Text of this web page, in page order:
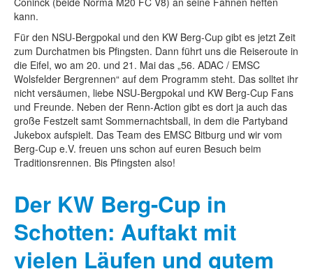
kann.
Für den NSU-Bergpokal und den KW Berg-Cup gibt es jetzt Zeit
zum Durchatmen bis Pfingsten. Dann führt uns die Reiseroute in
die Eifel, wo am 20. und 21. Mai das „56. ADAC / EMSC
Wolsfelder Bergrennen“ auf dem Programm steht. Das solltet ihr
nicht versäumen, liebe NSU-Bergpokal und KW Berg-Cup Fans
und Freunde. Neben der Renn-Action gibt es dort ja auch das
große Festzelt samt Sommernachtsball, in dem die Partyband
Jukebox aufspielt. Das Team des EMSC Bitburg und wir vom
Berg-Cup e.V. freuen uns schon auf euren Besuch beim
Traditionsrennen. Bis Pfingsten also!
Der KW Berg-Cup in
Schotten: Auftakt mit
vielen Läufen und gutem